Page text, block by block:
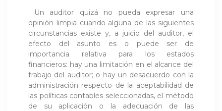
Un auditor quizá no pueda expresar una
opinión limpia cuando alguna de las siguientes
circunstancias existe y, a juicio del auditor, el
efecto del asunto es o puede ser de
importancia relativa para los estados
financieros: hay una limitación en el alcance del
trabajo del auditor; o hay un desacuerdo con la
administración respecto de la aceptabilidad de
las políticas contables seleccionadas, el método
de su aplicación o la adecuación de las